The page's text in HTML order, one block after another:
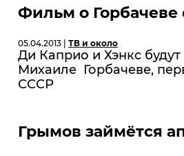
Фильм о
05.04.2013 | ТВ и около
Ди Каприо и Хэнкс
Михаиле Горбачеве,
СССР
Грымов займётся